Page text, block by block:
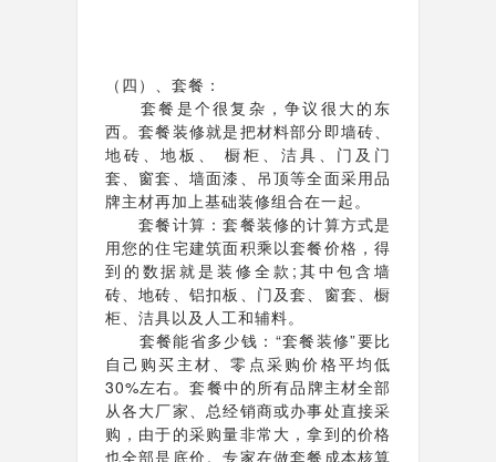
（四）、套餐：
套餐是个很复杂，争议很大的东
西。套餐装修就是把材料部分即墙砖、
地砖、地板、 橱柜、洁具、门及门
套、窗套、墙面漆、吊顶等全面采用品
牌主材再加上基础装修组合在一起。
套餐计算：套餐装修的计算方式是
用您的住宅建筑面积乘以套餐价格，得
到的数据就是装修全款;其中包含墙
砖、地砖、铝扣板、门及套、窗套、橱
柜、洁具以及人工和辅料。
套餐能省多少钱：“套餐装修”要比
自己购买主材、零点采购价格平均低
30%左右。套餐中的所有品牌主材全部
从各大厂家、总经销商或办事处直接采
购，由于的采购量非常大，拿到的价格
也全部是底价。专家在做套餐成本核算